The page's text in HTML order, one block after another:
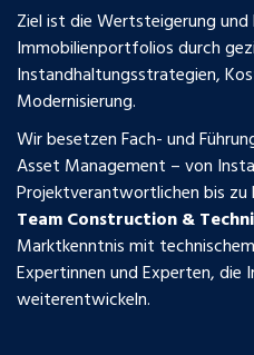
Ziel ist die Wertsteigerung und
Immobilienportfolios durch
Instandhaltungsstrategien,
Modernisierung.
Wir besetzen Fach- und
Asset Management – von
Projektverantwortlichen bis zu
Team Construction &
Marktkenntnis mit
Expertinnen und Experten, die
weiterentwickeln.